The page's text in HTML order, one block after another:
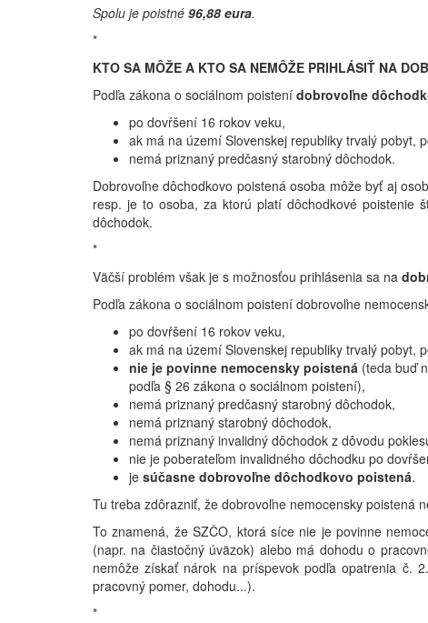
Spolu je poistné 96,88 eura.
*
KTO SA MÔŽE A KTO SA NEMÔŽE PRIHLÁSIŤ NA
Podľa zákona o sociálnom poistení dobrovoľne
po dovŕšení 16 rokov veku,
ak má na území Slovenskej republiky trvalý pobyt,
nemá priznaný predčasný starobný dôchodok.
Dobrovoľne dôchodkovo poistená osoba môže byť aj
resp. je to osoba, za ktorú platí dôchodkové poistenie
dôchodok.
*
Väčší problém však je s možnosťou prihlásenia sa na
Podľa zákona o sociálnom poistení dobrovoľne
po dovŕšení 16 rokov veku,
ak má na území Slovenskej republiky trvalý pobyt,
nie je povinne nemocensky poistená (teda buď
podľa § 26 zákona o sociálnom poistení),
nemá priznaný predčasný starobný dôchodok,
nemá priznaný starobný dôchodok,
nemá priznaný invalidný dôchodok z dôvodu
nie je poberateľom invalidného dôchodku po
je súčasne dobrovoľne dôchodkovo poistená.
Tu treba zdôrazniť, že dobrovoľne nemocensky poistená
To znamená, že SZČO, ktorá síce nie je povinne
(napr. na čiastočný úväzok) alebo má dohodu o
nemôže získať nárok na príspevok podľa opatrenia č.
pracovný pomer, dohodu...).
*